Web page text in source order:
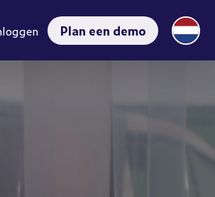
Plan een demo